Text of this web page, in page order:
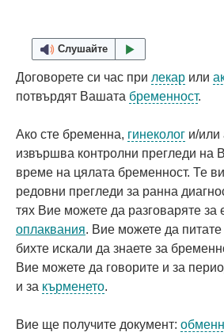
Слушайте
Договорете си час при лекар или
потвърдят Вашата бременност.
Ако сте бременна, гинеколог и/
извършва контролни прегледи на
време на цялата бременност. Те
редовни прегледи за ранна
тях Вие можете да разговаряте за
оплаквания. Вие можете да питате
бихте искали да знаете за
Вие можете да говорите и за
и за кърменето.
Вие ще получите документ: